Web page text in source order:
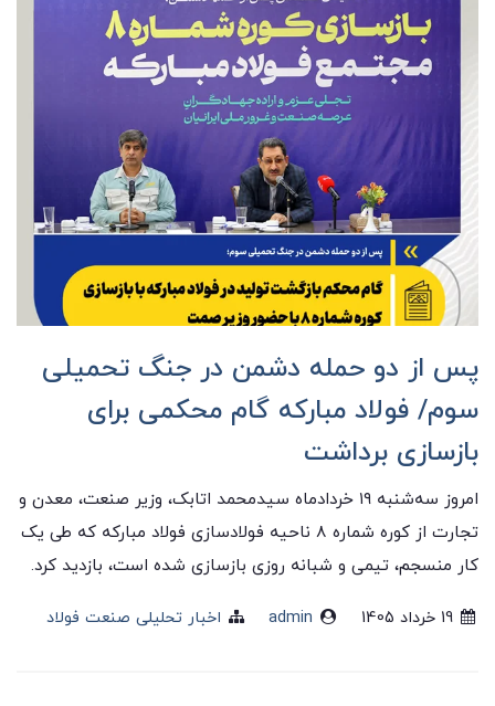
پس از دو حمله دشمن در جنگ تحمیلی
سوم/ فولاد مبارکه گام محکمی برای
بازسازی برداشت
امروز سه‌شنبه ۱۹ خردادماه سیدمحمد اتابک، وزیر صنعت، معدن و
تجارت از کوره شماره ۸ ناحیه فولادسازی فولاد مبارکه که طی یک
کار منسجم، تیمی و شبانه روزی بازسازی شده است، بازدید کرد.
19 خرداد 1405 admin اخبار تحلیلی صنعت فولاد